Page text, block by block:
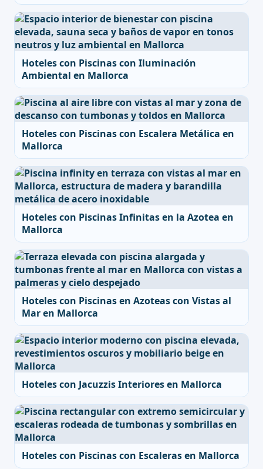
Hoteles con Piscinas con Iluminación
Ambiental en Mallorca
Hoteles con Piscinas con Escalera Metálica en
Mallorca
Hoteles con Piscinas Infinitas en la Azotea en
Mallorca
Hoteles con Piscinas en Azoteas con Vistas al
Mar en Mallorca
Hoteles con Jacuzzis Interiores en Mallorca
Hoteles con Piscinas con Escaleras en Mallorca